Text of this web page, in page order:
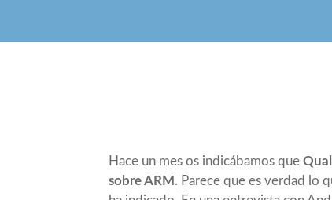
Hace un mes os indicábamos que
sobre ARM . Parece que es verdad lo